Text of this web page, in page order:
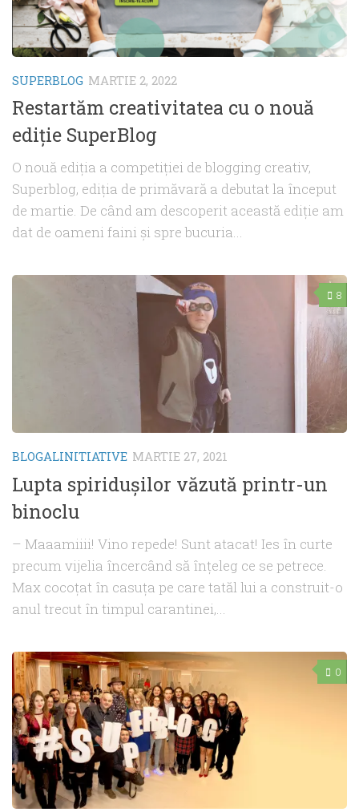
SUPERBLOG MARTIE 2, 2022
Restartăm creativitatea cu o nouă
ediție SuperBlog
O nouă ediția a competiției de blogging creativ,
Superblog, ediția de primăvară a debutat la început
de martie. De când am descoperit această ediție am
dat de oameni faini și spre bucuria...
8
BLOGALINITIATIVE MARTIE 27, 2021
Lupta spiridușilor văzută printr-un
binoclu
– Maaamiiii! Vino repede! Sunt atacat! Ies în curte
precum vijelia încercând să înțeleg ce se petrece.
Max cocoțat în casuța pe care tatăl lui a construit-o
anul trecut în timpul carantinei,...
0